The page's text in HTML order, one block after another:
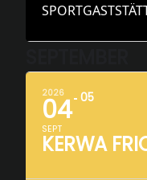
2026
04
SEPT
05
KERWA